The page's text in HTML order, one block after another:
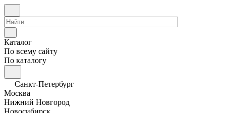
Каталог
По всему сайту
По каталогу
Санкт-Петербург
Москва
Нижний Новгород
Новосибирск